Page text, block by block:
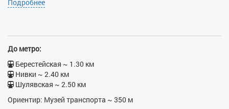
- Лифт
- Утюг
- Гладильная доска
- Фен
Подробнее
До метро:
Берестейская ~ 1.30 км
Нивки ~ 2.40 км
Шулявская ~ 2.50 км
Ориентир: Музей транспорта ~ 350 м